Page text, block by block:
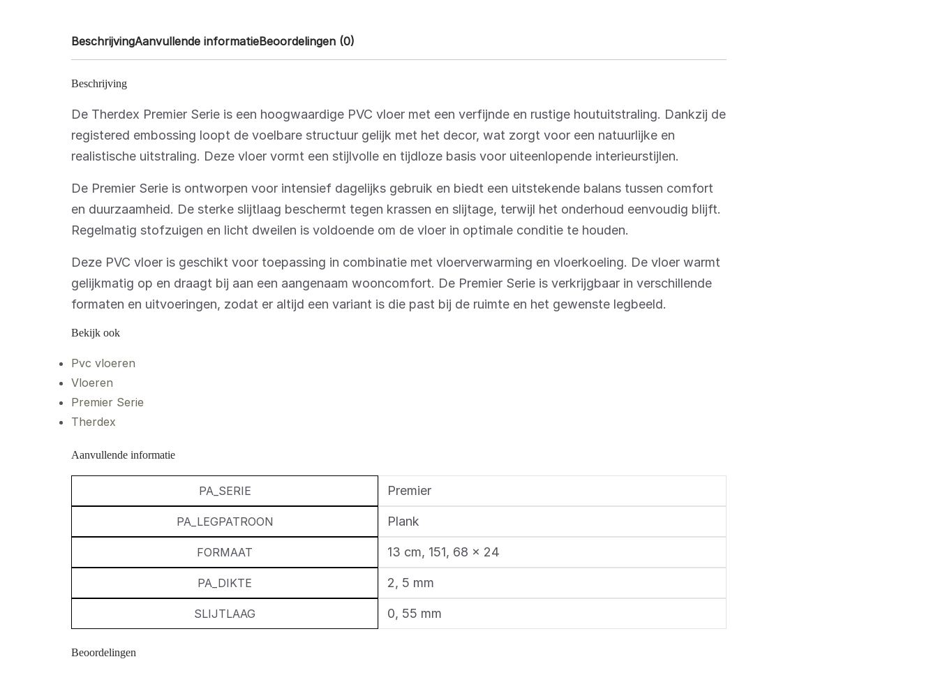
BeschrijvingAanvullende informatieBeoordelingen (0)
Beschrijving
De Therdex Premier Serie is een hoogwaardige PVC vloer met een verfijnde en rustige houtuitstraling. Dankzij de
registered embossing loopt de voelbare structuur gelijk met het decor, wat zorgt voor een natuurlijke en
realistische uitstraling. Deze vloer vormt een stijlvolle en tijdloze basis voor uiteenlopende interieurstijlen.
De Premier Serie is ontworpen voor intensief dagelijks gebruik en biedt een uitstekende balans tussen comfort
en duurzaamheid. De sterke slijtlaag beschermt tegen krassen en slijtage, terwijl het onderhoud eenvoudig blijft.
Regelmatig stofzuigen en licht dweilen is voldoende om de vloer in optimale conditie te houden.
Deze PVC vloer is geschikt voor toepassing in combinatie met vloerverwarming en vloerkoeling. De vloer warmt
gelijkmatig op en draagt bij aan een aangenaam wooncomfort. De Premier Serie is verkrijgbaar in verschillende
formaten en uitvoeringen, zodat er altijd een variant is die past bij de ruimte en het gewenste legbeeld.
Bekijk ook
Pvc vloeren
Vloeren
Premier Serie
Therdex
Aanvullende informatie
PA_SERIE Premier
PA_LEGPATROON Plank
FORMAAT 13 cm, 151, 68 × 24
PA_DIKTE 2, 5 mm
SLIJTLAAG 0, 55 mm
Beoordelingen